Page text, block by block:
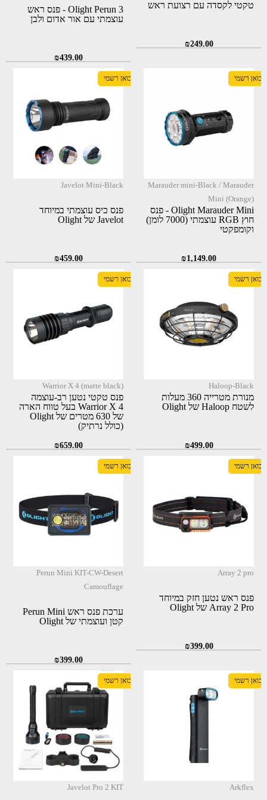
טקטי לקסדה עם רצועת ראש
₪249.00
Olight Perun 3 - פנס ראש
עוצמתי עם אור אדום ולבן
₪439.00
יבואן רשמי
Marauder mini-Black / Marauder
Mini (Orange)
Olight Marauder Mini - פנס
חוץ RGB עוצמתי (7000 לומן)
וקומפקטי
₪1,149.00
יבואן רשמי
Javelot Mini-Black
פנס כיס עוצמתי במיוחד
Javelot של Olight
₪459.00
יבואן רשמי
Haloop-Black
מנורת מטרייה 360 מעלות
לשטח Haloop של Olight
₪499.00
יבואן רשמי
Warrior X 4 (matte black)
פנס טקטי נטען רב-עוצמה
Warrior X 4 בעל טווח הארה
של 630 מטרים של Olight
(כולל נרתיק)
₪659.00
יבואן רשמי
Array 2 pro
פנס ראש נטען חזק במיוחד
Array 2 Pro של Olight
₪399.00
יבואן רשמי
Perun Mini KIT-CW-Desert
Camouflage
ערכת פנס ראש Perun Mini
קטן ועוצמתי של Olight
₪399.00
יבואן רשמי
Arkflex
יבואן רשמי
Javelot Pro 2 KIT